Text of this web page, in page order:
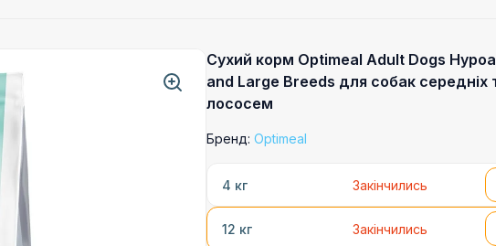
Сухий корм Optimeal Adult Dogs
and Large Breeds для собак середніх
лососем
Бренд: Optimeal
4 кг Закінчились
12 кг Закінчились